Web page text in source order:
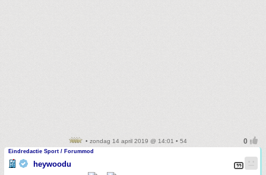
• zondag 14 april 2019 @ 14:01 • 54
Eindredactie Sport / Forummod
heywoodu